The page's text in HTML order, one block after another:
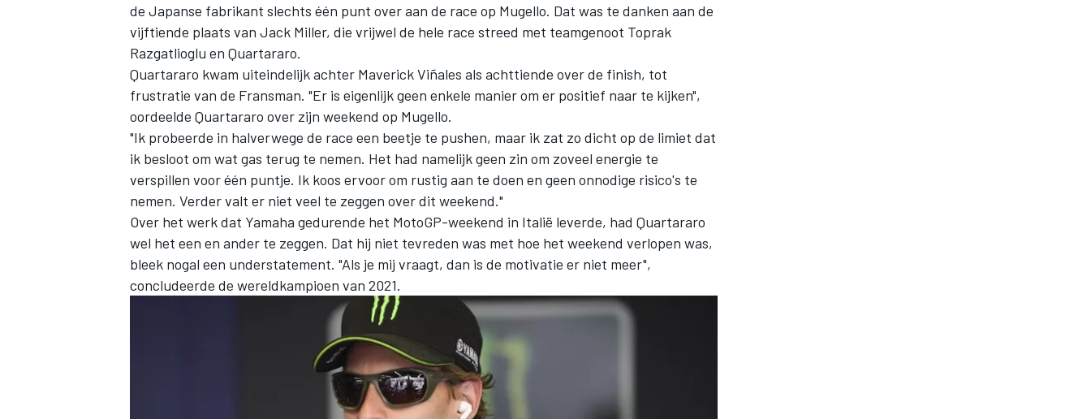
de Japanse fabrikant slechts één punt over aan de race op Mugello. Dat was te danken aan de
vijftiende plaats van Jack Miller, die vrijwel de hele race streed met teamgenoot Toprak
Razgatlioglu en Quartararo.
Quartararo kwam uiteindelijk achter Maverick Viñales als achttiende over de finish, tot
frustratie van de Fransman. "Er is eigenlijk geen enkele manier om er positief naar te kijken",
oordeelde Quartararo over zijn weekend op Mugello.
"Ik probeerde in halverwege de race een beetje te pushen, maar ik zat zo dicht op de limiet dat
ik besloot om wat gas terug te nemen. Het had namelijk geen zin om zoveel energie te
verspillen voor één puntje. Ik koos ervoor om rustig aan te doen en geen onnodige risico's te
nemen. Verder valt er niet veel te zeggen over dit weekend."
Over het werk dat Yamaha gedurende het MotoGP-weekend in Italië leverde, had Quartararo
wel het een en ander te zeggen. Dat hij niet tevreden was met hoe het weekend verlopen was,
bleek nogal een understatement. "Als je mij vraagt, dan is de motivatie er niet meer",
concludeerde de wereldkampioen van 2021.